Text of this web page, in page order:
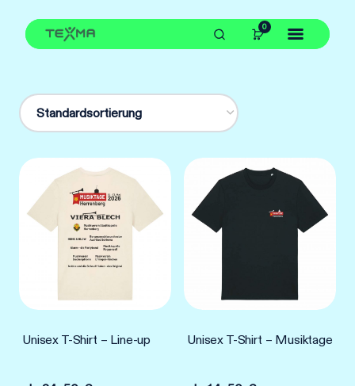
Inhalt
springen
0
Unisex T-Shirt – Line-up Unisex T-Shirt – Musiktage